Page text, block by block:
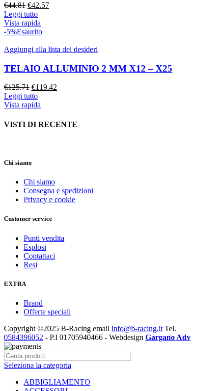
€44.81 €42.57
Leggi tutto
Vista rapida
-5%Esaurito
Aggiungi alla lista dei desideri
TELAIO ALLUMINIO 2 MM X12 – X25
€125.71 €119.42
Leggi tutto
Vista rapida
VISTI DI RECENTE
Chi siamo
Chi siamo
Consegna e spedizioni
Privacy e cookie
Customer service
Punti vendita
Esplosi
Contattaci
Resi
EXTRA
Brand
Offerte speciali
Copyright ©2025 B-Racing email info@b-racing.it Tel.
0584396052 - P.I 01705940466 - Webdesign Gargano Adv
Seleziona la categoria
ABBIGLIAMENTO